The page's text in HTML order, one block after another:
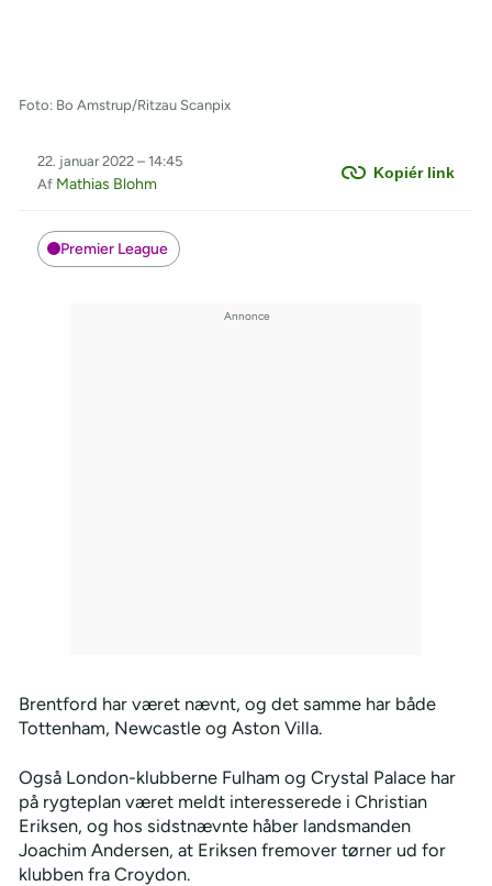
Foto: Bo Amstrup/Ritzau Scanpix
Kopiér link
22. januar 2022 – 14:45
Af Mathias Blohm
Premier League
Brentford har været nævnt, og det samme har både
Tottenham, Newcastle og Aston Villa.
Også London-klubberne Fulham og Crystal Palace har
på rygteplan været meldt interesserede i Christian
Eriksen, og hos sidstnævnte håber landsmanden
Joachim Andersen, at Eriksen fremover tørner ud for
klubben fra Croydon.